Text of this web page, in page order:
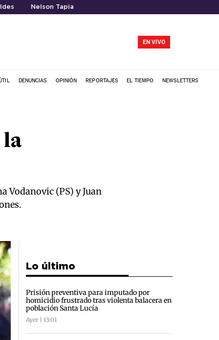
Nelson Tapia
EN VIVO
DENUNCIAS OPINIÓN REPORTAJES EL TIEMPO NEWSLETTERS
la
Vodanovic (PS) y Juan
Lo último
Prisión preventiva para imputado por
homicidio frustrado tras violenta balacera en
población Santa Lucía
Ayer | 13:01